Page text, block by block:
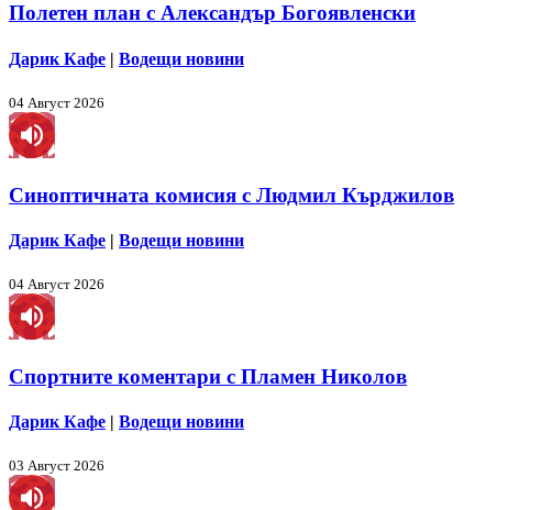
Полетен план с Александър Богоявленски
Дарик Кафе | Водещи новини
04 Август 2026
Синоптичната комисия с Людмил Кърджилов
Дарик Кафе | Водещи новини
04 Август 2026
Спортните коментари с Пламен Николов
Дарик Кафе | Водещи новини
03 Август 2026